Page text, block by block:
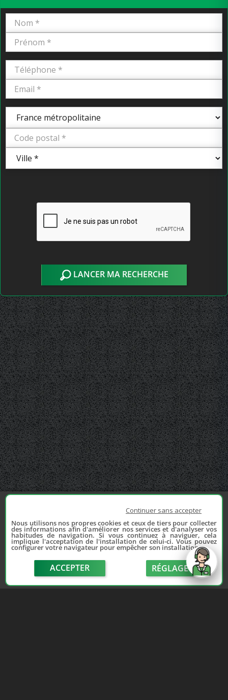
LANCER MA RECHERCHE
Continuer sans accepter
Nous utilisons nos propres cookies et ceux de tiers pour collecter
des informations afin d'améliorer nos services et d'analyser vos
habitudes de navigation. Si vous continuez à naviguer, cela
implique l'acceptation de l'installation de celui-ci. Vous pouvez
configurer votre navigateur pour empêcher son installation.
ACCEPTER RÉGLAGE